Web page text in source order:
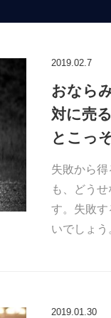
2019.02.7
おなら
対に売
とこっ
失敗から
も、どう
す。失敗す
いでしょ
2019.01.30